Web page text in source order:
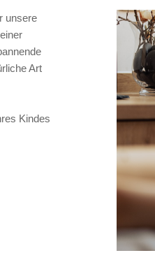
unsere
Art
Kindes